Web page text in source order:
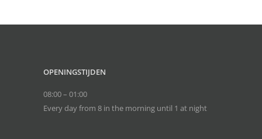
OPENINGSTIJDEN
08:00 – 01:00
Every day from 8 in the morning until 1 at night